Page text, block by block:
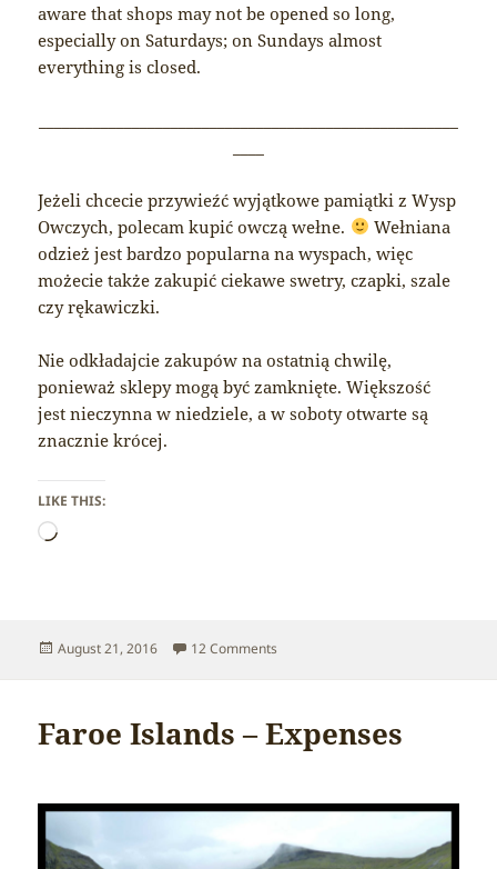
aware that shops may not be opened so long,
especially on Saturdays; on Sundays almost
everything is closed.
Jeżeli chcecie przywieźć wyjątkowe pamiątki z Wysp
Owczych, polecam kupić owczą wełne.
Wełniana
odzież jest bardzo popularna na wyspach, więc
możecie także zakupić ciekawe swetry, czapki, szale
czy rękawiczki.
Nie odkładajcie zakupów na ostatnią chwilę,
ponieważ sklepy mogą być zamknięte. Większość
jest nieczynna w niedziele, a w soboty otwarte są
znacznie krócej.
LIKE THIS:
Loading…
Posted
August 21, 2016 12 Comments
Faroe Islands – Expenses